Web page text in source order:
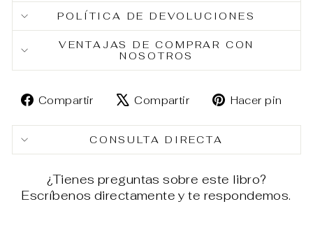
POLÍTICA DE DEVOLUCIONES
VENTAJAS DE COMPRAR CON
NOSOTROS
Compartir
Compartir
Facebook
Compartir
Tuitear
X
Hacer pin
CONSULTA DIRECTA
¿Tienes preguntas sobre este libro?
Escríbenos directamente y te respondemos.